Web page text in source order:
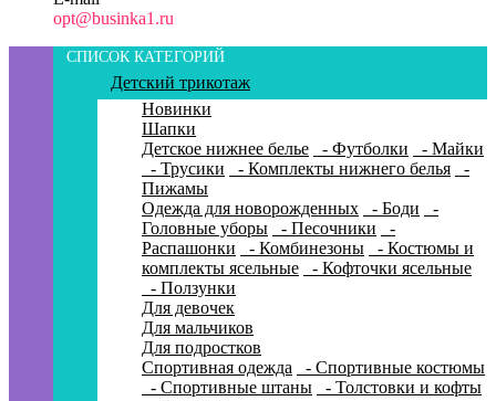
opt@businka1.ru
СПИСОК КАТЕГОРИЙ
Детский трикотаж
Новинки
Шапки
Детское нижнее белье
- Футболки
- Майки
- Трусики
- Комплекты нижнего белья
-
Пижамы
Одежда для новорожденных
- Боди
-
Головные уборы
- Песочники
-
Распашонки
- Комбинезоны
- Костюмы и
комплекты ясельные
- Кофточки ясельные
- Ползунки
Для девочек
Для мальчиков
Для подростков
Спортивная одежда
- Спортивные костюмы
- Спортивные штаны
- Толстовки и кофты